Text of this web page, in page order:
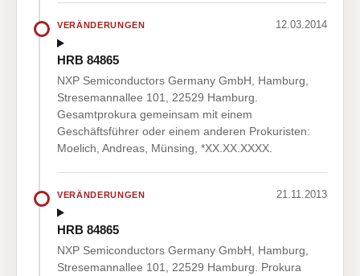
VERÄNDERUNGEN 12.03.2014
HRB 84865
NXP Semiconductors Germany GmbH, Hamburg,
Stresemannallee 101, 22529 Hamburg.
Gesamtprokura gemeinsam mit einem
Geschäftsführer oder einem anderen Prokuristen:
Moelich, Andreas, Münsing, *XX.XX.XXXX.
VERÄNDERUNGEN 21.11.2013
HRB 84865
NXP Semiconductors Germany GmbH, Hamburg,
Stresemannallee 101, 22529 Hamburg. Prokura